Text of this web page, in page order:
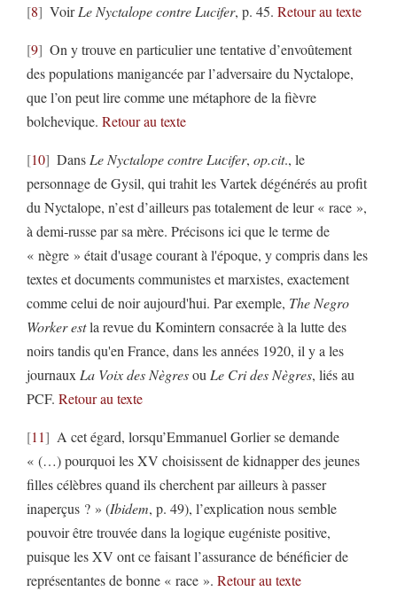
8 VoirLe Nyctalope contre Lucifer, p. 45. Retour au texte
9
On y trouve en particulier une tentative d’envoûtement
des populations manigancée par l’adversaire du Nyctalope,
que l’on peut lire comme une métaphore de la fièvre
bolchevique. Retour au texte
10 Dans Le Nyctalope contre Lucifer, op.cit., le
personnage de Gysil, qui trahit les Vartek dégénérés au profit
du Nyctalope, n’est d’ailleurs pas totalement de leur « race »,
à demi-russe par sa mère. Précisons ici que le terme de
« nègre » était d'usage courant à l'époque, y compris dans les
textes et documents communistes et marxistes, exactement
comme celui de noir aujourd'hui. Par exemple, The Negro
Worker estla revue du Komintern consacrée à la lutte des
noirs tandis qu'en France, dans les années 1920, il y a les
journaux La Voix des Nègresou Le Cri des Nègres, liés au
PCF. Retour au texte
11
A cet égard, lorsqu’Emmanuel Gorlier se demande
« (…) pourquoi les XV choisissent de kidnapper des jeunes
filles célèbres quand ils cherchent par ailleurs à passer
inaperçus ? » (Ibidem, p. 49), l’explication nous semble
pouvoir être trouvée dans la logique eugéniste positive,
puisque les XV ont ce faisant l’assurance de bénéficier de
représentantes de bonne « race ». Retour au texte